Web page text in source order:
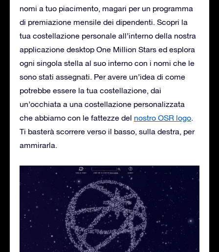
nomi a tuo piacimento, magari per un programma
di premiazione mensile dei dipendenti. Scopri la
tua costellazione personale all’interno della nostra
applicazione desktop One Million Stars ed esplora
ogni singola stella al suo interno con i nomi che le
sono stati assegnati. Per avere un’idea di come
potrebbe essere la tua costellazione, dai
un’occhiata a una costellazione personalizzata
che abbiamo con le fattezze del nostro OSR logo.
Ti basterà scorrere verso il basso, sulla destra, per
ammirarla.